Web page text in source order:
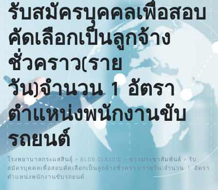
รับสมัครบุคคลเพื่อสอบ
คัดเลือกเป็นลูกจ้าง
ชั่วคราว(ราย
วัน)จำนวน 1 อัตรา
ตำแหน่งพนักงานขับ
รถยนต์
โรงพยาบาลกระแสสินธุ์ > BLOG CLASSIC > ข่าวประชาสัมพันธ์ > รับ
สมัครบุคคลเพื่อสอบคัดเลือกเป็นลูกจ้างชั่วคราว(รายวัน)จำนวน 1 อัตรา
ตำแหน่งพนักงานขับรถยนต์